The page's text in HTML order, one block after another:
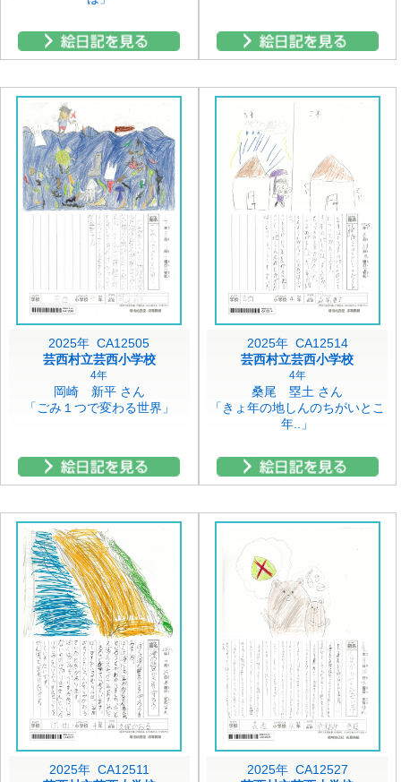
2025年 CA12505
芸西村立芸西小学校
4年
岡崎 新平 さん
「ごみ１つで変わる世界」
2025年 CA12514
芸西村立芸西小学校
4年
桑尾 塁土 さん
「きょ年の地しんのちがいとこ
年..」
2025年 CA12511
2025年 CA12527